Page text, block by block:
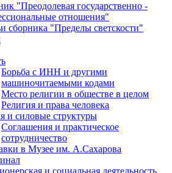
"Преодолевая государственно -
отношения"
сборника "Пределы светскости"
Борьба с ИНН и другими
машиночитаемыми кодами
Место религии в обществе в целом
Религия и права человека
и силовые структуры
Соглашения и практическое
сотрудничество
в Музее им. А.Сахарова
и социальная деятельность